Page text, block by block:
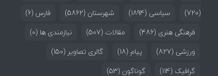
(720)
سیاسی (1894) شهرستان (5862) فارس (6)
فرهنگی هنری (486) مقالات (507) نیازمندی ها (0)
ورزشی (827) پیام (18) گالری تصاویر (150)
گرافیک (114) گوناگون (53)